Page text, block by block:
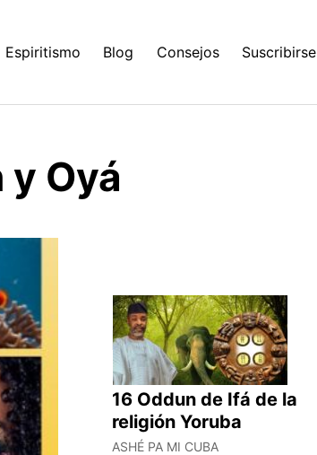
Espiritismo Blog Consejos Suscribirse
Oyá
16 Oddun de Ifá de la
religión Yoruba
ASHÉ PA MI CUBA